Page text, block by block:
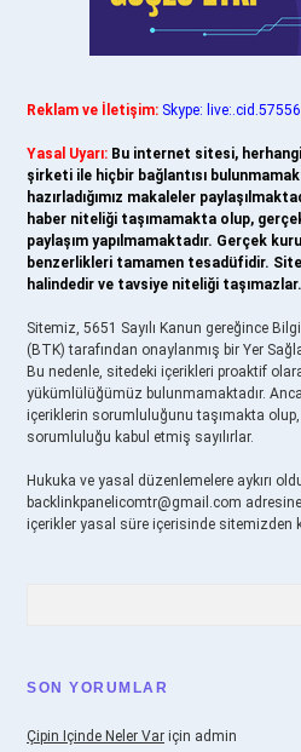
Reklam ve İletişim: Skype:
Yasal Uyarı: Bu internet sitesi,
şirketi ile hiçbir bağlantısı
hazırladığımız makaleler
haber niteliği taşımamakta olup,
paylaşım yapılmamaktadır. Gerçek
benzerlikleri tamamen tesadüfidir.
halindedir ve tavsiye niteliği taşımazlar.
Sitemiz, 5651 Sayılı Kanun gereğince
(BTK) tarafından onaylanmış bir Yer
Bu nedenle, sitedeki içerikleri proaktif
yükümlülüğümüz bulunmamaktadır.
içeriklerin sorumluluğunu taşımakta
sorumluluğu kabul etmiş sayılırlar.
Hukuka ve yasal düzenlemelere aykırı
backlinkpanelicomtr@gmail.com
içerikler yasal süre içerisinde sitemizden
SON YORUMLAR
Çipin Içinde Neler Var için admin